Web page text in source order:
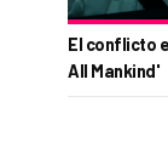
El conflicto
All Mankind'